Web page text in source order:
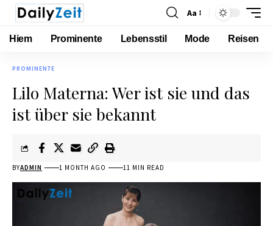
Aa
Hiem Prominente Lebensstil Mode Reisen
PROMINENTE
Lilo Materna: Wer ist sie und das
ist über sie bekannt
BYADMIN 1 MONTH AGO 11 MIN READ